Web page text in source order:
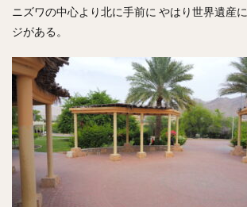
ニズワの中心より北に手前に やはり世界遺産
ジがある。